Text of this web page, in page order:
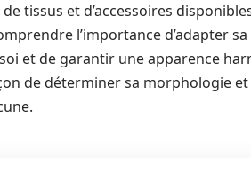
tissus et d’accessoires
l’importance d’adapter
et de garantir une apparence
de déterminer sa morphologie